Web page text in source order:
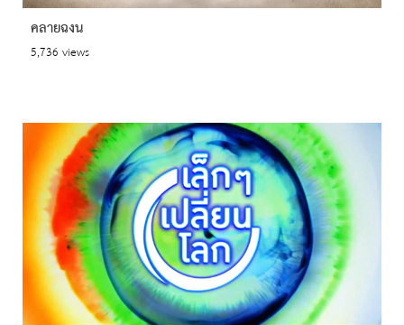
คลายฉงน
5,736 views